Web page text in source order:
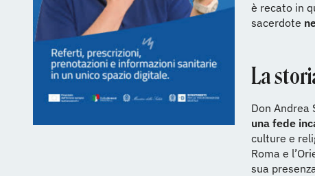
è recato in
sacerdote
La
Don
una fede
culture e
Roma e
sua